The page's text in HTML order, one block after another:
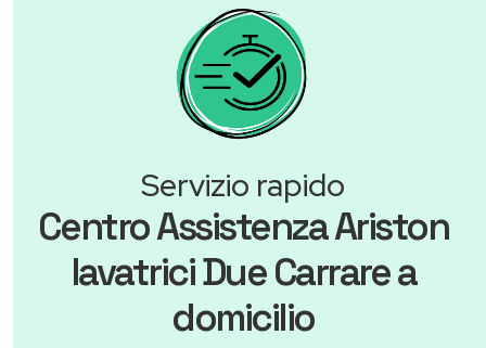
Servizio rapido
Centro Assistenza Ariston
lavatrici Due Carrare a
domicilio